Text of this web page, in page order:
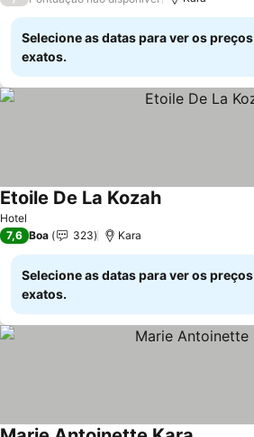
Selecione as datas para ver os preços
exatos.
Hotel
Etoile De La Kozah
7,6 Boa 323 Kara
Selecione as datas para ver os preços
exatos.